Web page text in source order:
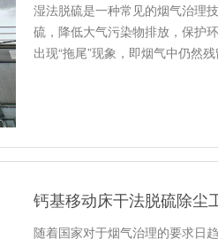
湿法脱硫是一种常见的烟气治理
硫，降低大气污染物排放，保护
出现“拖尾”现象，即烟气中仍然
钙基移动床干法脱硫除尘
随着国家对于烟气治理的要求日